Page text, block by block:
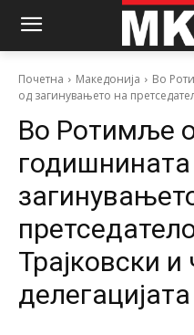
Почетна Македонија
Во
од загинувањето на
Во Ротимље
Трајковски
делегацијата